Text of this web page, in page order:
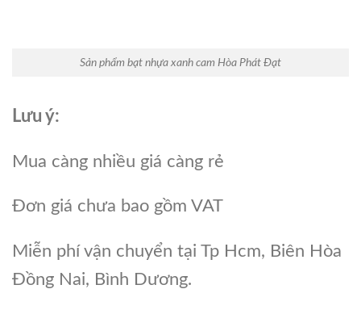
Sản phẩm bạt nhựa xanh cam Hòa Phát Đạt
Lưu ý:
Mua càng nhiều giá càng rẻ
Đơn giá chưa bao gồm VAT
Miễn phí vận chuyển tại Tp Hcm, Biên Hòa
Đồng Nai, Bình Dương.